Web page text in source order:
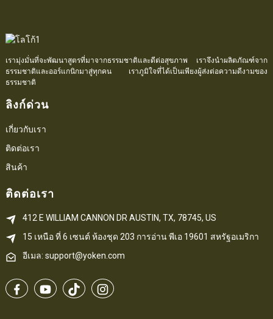
เรามุ่งมั่นที่จะพัฒนาสูตรที่มาจากธรรมชาติและดีต่อสุขภาพ เราจึงนำผลิตภัณฑ์จาก
ธรรมชาติและออร์แกนิกมาสู่ทุกคน เราภูมิใจที่ได้เป็นเพียงผู้ส่งต่อความดีงามของ
ธรรมชาติ
ลิงก์ด่วน
เกี่ยวกับเรา
ติดต่อเรา
สินค้า
ติดต่อเรา
412 E WILLIAM CANNON DR AUSTIN, TX, 78745, US
15 เหนือ ที่ 6 เซนต์ ห้องชุด 203 การอ่าน พีเอ 19601 สหรัฐอเมริกา
อีเมล: support@yoken.com